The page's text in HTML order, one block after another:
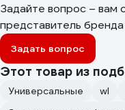
Задайте вопрос – вам
представитель
Задать вопрос
Этот товар из
Универсальные wl